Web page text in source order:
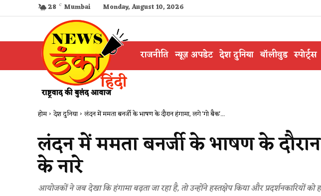
28 C Mumbai Monday, August 10, 2026
राजनीति न्यूज़ अपडेट देश दुनिया बॉलीवुड स्पोर्ट्स
होम देश दुनिया लंदन में ममता बनर्जी के भाषण के दौरान हंगामा, लगे 'गो बैक'...
लंदन में ममता बनर्जी के भाषण के
के नारे
आयोजकों ने जब देखा कि हंगामा बढ़ता जा रहा है, तो उन्होंने हस्तक्षेप किया और प्रदर्शनकारियों